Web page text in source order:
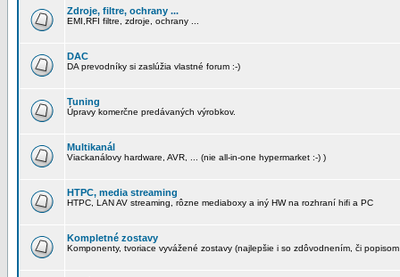
Zdroje, filtre, ochrany ...
EMI,RFI filtre, zdroje, ochrany ...
DAC
DA prevodníky si zaslúžia vlastné forum :-)
Tuning
Úpravy komerčne predávaných výrobkov.
Multikanál
Viackanálovy hardware, AVR, ... (nie all-in-one hypermarket :-) )
HTPC, media streaming
HTPC, LAN AV streaming, rôzne mediaboxy a iný HW na rozhraní hifi a PC
Kompletné zostavy
Komponenty, tvoriace vyvážené zostavy (najlepšie i so zdôvodnením, či